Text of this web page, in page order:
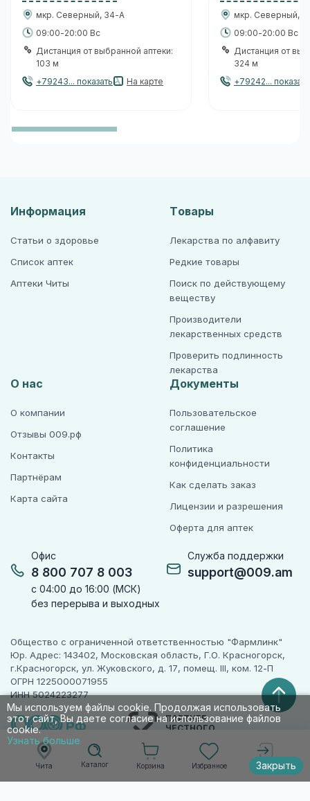
Чита Каталог Корзина Избранное Войти
мкр. Северный, 34-А
09:00-20:00 Вс
Дистанция от выбранной аптеки:
103 м
+79243... показать
На карте
мкр. Северный, 51
09:00-20:00 Вс
Дистанция от
324 м
+79242... показать
Мы используем файлы cookie. Продолжая использовать
этот сайт, Вы даете согласие на использование файлов
cookie.
Узнать больше
Закрыть
Офис
8 800 707 8 003
с 04:00 до 16:00 (МСК)
без перерыва и выходных
Служба поддержки
support@009.am
Информация
Статьи о здоровье
Список аптек
Аптеки Читы
Товары
Лекарства по алфавиту
Редкие товары
Поиск по действующему
веществу
Производители
лекарственных средств
Проверить подлинность
лекарства
О нас
О компании
Отзывы 009.рф
Контакты
Партнёрам
Карта сайта
Документы
Пользовательское
соглашение
Политика
конфиденциальности
Как сделать заказ
Лицензии и разрешения
Оферта для аптек
Общество с ограниченной ответственностью "Фармлинк"
Юр. Адрес: 143402, Московская область, Г.О. Красногорск,
г.Красногорск, ул. Жуковского, д. 17, помещ. III, ком. 12-П
ОГРН 1225000071955
ИНН 5024223277
ПАРТНЕР
ЧЕСТНОГО